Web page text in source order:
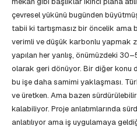
çevresel yükünü bugünden
tabii ki tartışmasız bir öncelik ama
verimli ve düşük karbonlu yapmak
yapılan her yanlış, önümüzdeki
olarak geri dönüyor. Bir diğer konu
bu işe daha samimi yaklaşması.
ve üretken. Ama bazen
kalabiliyor. Proje anlatımlarında
anlatılıyor ama iş uygulamaya